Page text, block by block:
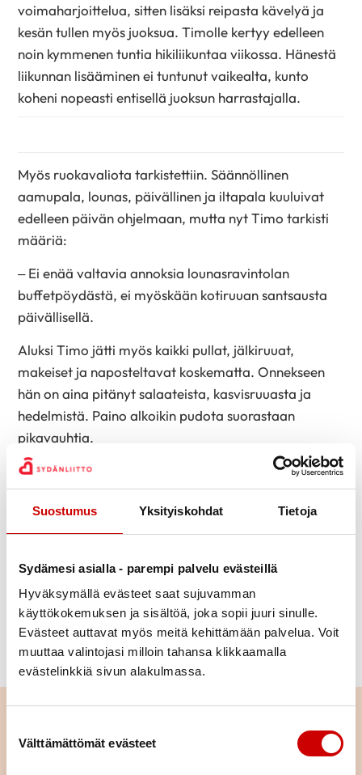
Suostumus Yksityiskohdat Tietoja
Sydämesi asialla - parempi palvelu evästeillä
Hyväksymällä evästeet saat sujuvamman
käyttökokemuksen ja sisältöä, joka sopii juuri sinulle.
Evästeet auttavat myös meitä kehittämään palvelua. Voit
muuttaa valintojasi milloin tahansa klikkaamalla
evästelinkkiä sivun alakulmassa.
Välttämättömät evästeet
voimaharjoittelua, sitten lisäksi reipasta kävelyä ja
kesän tullen myös juoksua. Timolle kertyy edelleen
noin kymmenen tuntia hikiliikuntaa viikossa. Hänestä
liikunnan lisääminen ei tuntunut vaikealta, kunto
koheni nopeasti entisellä juoksun harrastajalla.
Myös ruokavaliota tarkistettiin. Säännöllinen
aamupala, lounas, päivällinen ja iltapala kuuluivat
edelleen päivän ohjelmaan, mutta nyt Timo tarkisti
määriä:
– Ei enää valtavia annoksia lounasravintolan
buffetpöydästä, ei myöskään kotiruuan santsausta
päivällisellä.
Aluksi Timo jätti myös kaikki pullat, jälkiruuat,
makeiset ja naposteltavat koskematta. Onnekseen
hän on aina pitänyt salaateista, kasvisruuasta ja
hedelmistä. Paino alkoikin pudota suorastaan
pikavauhtia.
Kun elämäntapojen säädöstä on kulunut kahdeksan
kuukautta, Timon olemus on muuttunut reippaaksi,
iso maha on sulanut pois ja paino on
normaalilukemissa. Hän iloitsee kevyemmän olon
– Joskus ei viitsisi lähteä pimeänä iltana lenkille,
mutta siellä kyllä päivän karstat lähtee. Olen
huomannut, että liikunta kohentaa mielialaa ja tekee
minut muutenkin energisemmäksi.